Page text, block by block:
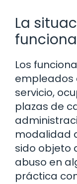
La
Los
empleados
servicio,
plazas de
modalidad
sido objeto
abuso en
práctica